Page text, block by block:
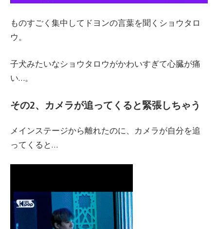
ものすごく集中してドヨンの言葉を聞くショウタロ
ウ。
子犬みたいなショウタロウがかわいすぎて心臓が痛
い…。
その2、カメラが追ってくると緊張しちゃう
メインステージから離れたのに、カメラが自分を追
ってくると…